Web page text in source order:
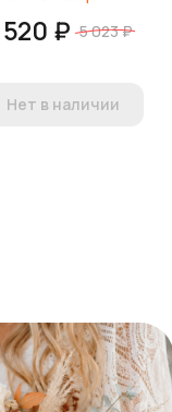
₽ 5 023 ₽
Нет в наличии